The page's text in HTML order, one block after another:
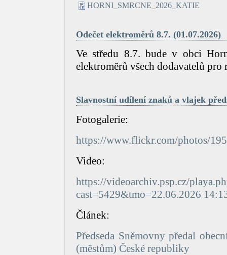
HORNI_SMRCNE_2026_KATIE
Odečet elektroměrů 8.7. (01.07.2026)
Ve středu 8.7. bude v obci
elektroměrů všech dodavatelů
Slavnostní udílení znaků a vlajek
Fotogalerie:
https://www.flickr.com/photos/
Video:
https://videoarchiv.psp.cz/
cast=5429&tmo=22.06.2026
Článek:
Předseda Sněmovny předal
(městům) České republiky